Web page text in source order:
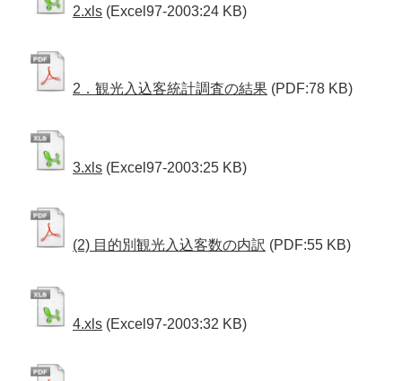
2.xls (Excel97-2003:24 KB)
2．観光入込客統計調査の結果 (PDF:78 KB)
3.xls (Excel97-2003:25 KB)
(2) 目的別観光入込客数の内訳 (PDF:55 KB)
4.xls (Excel97-2003:32 KB)